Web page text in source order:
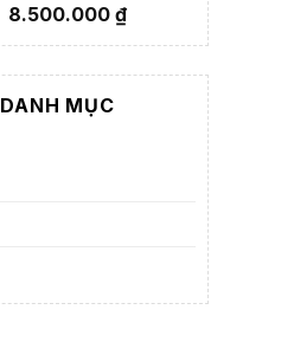
8.500.000 ₫
DANH MỤC